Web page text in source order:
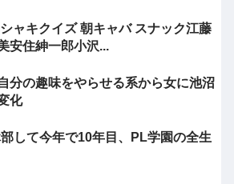
ャキクイズ 朝キャバ スナック江藤
安住紳一郎小沢...
分の趣味をやらせる系から女に池沼
化
して今年で10年目、PL学園の全生